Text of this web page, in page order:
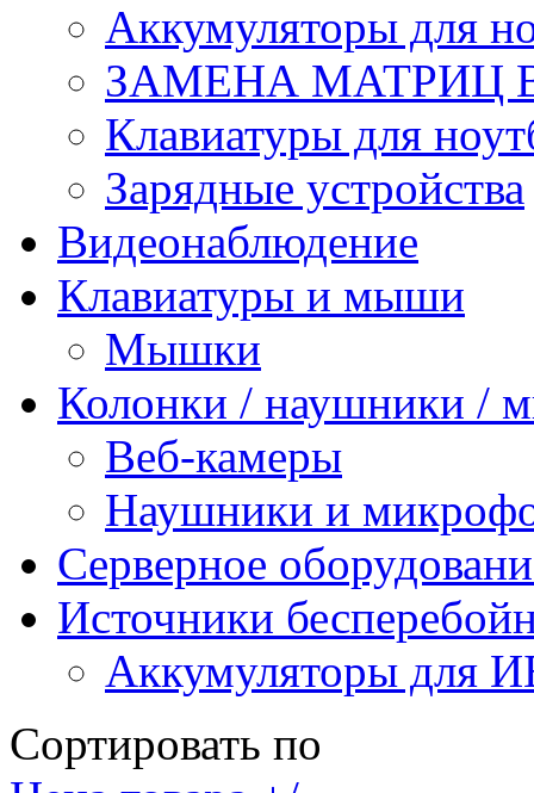
Аккумуляторы для
ЗАМЕНА МАТРИЦ
Клавиатуры для
Зарядные устройства
Видеонаблюдение
Клавиатуры и мыши
Мышки
Колонки / наушники /
Веб-камеры
Наушники и
Серверное
Источники
Аккумуляторы для
Сортировать по